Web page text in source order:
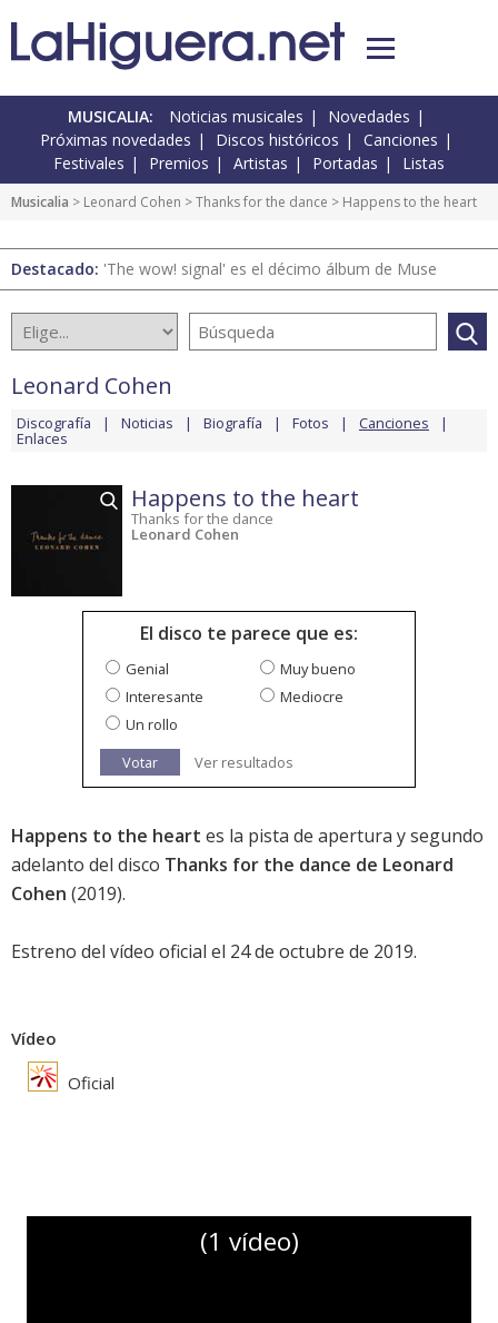
MUSICALIA: Noticias musicales
Novedades
Próximas novedades
Discos históricos
Canciones
Festivales
Premios Artistas Portadas Listas
Musicalia > Leonard Cohen >Thanks for the dance > Happens to the heart
Destacado: 'The wow! signal' es el décimo álbum de Muse
Leonard Cohen
Discografía Noticias Biografía Fotos Canciones
Enlaces
Happens to the heart
Thanks for the dance
Leonard Cohen
El disco te parece que es:
Genial
Muy bueno
Interesante
Mediocre
Un rollo
Votar
Ver resultados
Happens to the heart es la pista de apertura y segundo
adelanto del disco Thanks for the dance de Leonard
Cohen (2019).
Estreno del vídeo oficial el 24 de octubre de 2019.
Vídeo
Oficial
(1 vídeo)